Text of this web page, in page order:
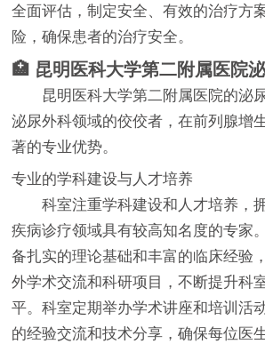
全面评估，制定安全、有效的治疗方
险，确保患者的治疗安全。
🏥 昆明医科大学第二附属医院
昆明医科大学第二附属医院的泌
泌尿外科领域的佼佼者，在前列腺增
著的专业优势。
专业的学科建设与人才培养
科室注重学科建设和人才培养，
疾病诊疗领域具有较高知名度的专家
备扎实的理论基础和丰富的临床经验
外学术交流和科研项目，不断提升科
平。科室定期举办学术讲座和培训活
的经验交流和技术分享，确保每位医